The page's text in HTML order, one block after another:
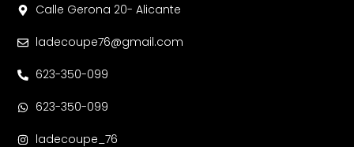
Calle Gerona 20- Alicante
ladecoupe76@gmail.com
623-350-099
623-350-099
ladecoupe_76